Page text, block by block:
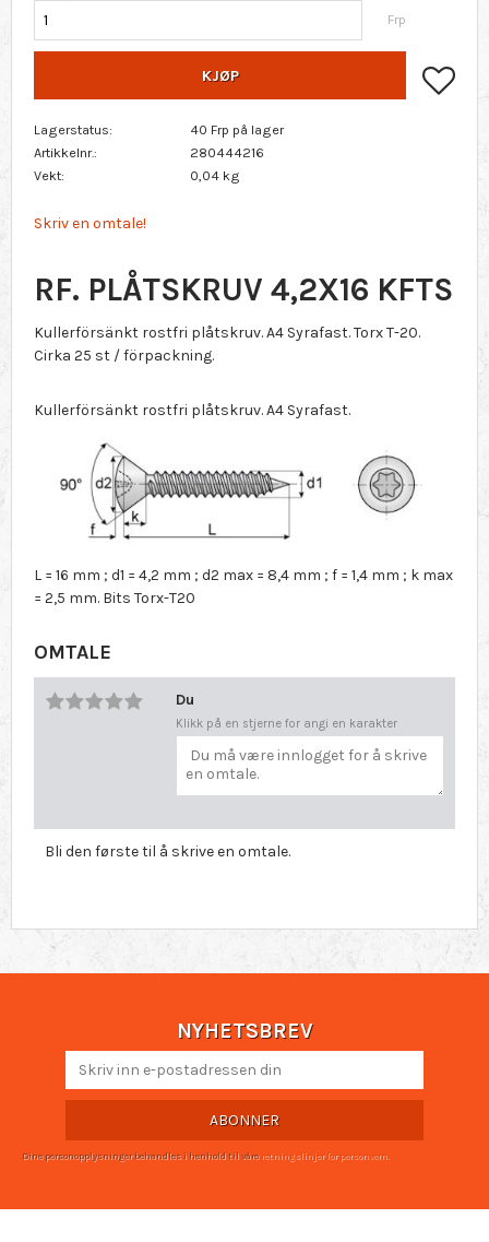
Frp
KJØP
Lagerstatus
40 Frp på lager
Artikkelnr.
280444216
Vekt
0,04 kg
Skriv en omtale!
RF. PLÅTSKRUV 4,2X16 KFTS
Kullerförsänkt rostfri plåtskruv. A4 Syrafast. Torx T-20.
Cirka 25 st / förpackning.
Kullerförsänkt rostfri plåtskruv. A4 Syrafast.
L = 16 mm ; d1 = 4,2 mm ; d2 max = 8,4 mm ; f = 1,4 mm ; k max
= 2,5 mm. Bits Torx-T20
OMTALE
Du
Klikk på en stjerne for angi en karakter
Bli den første til å skrive en omtale.
NYHETSBREV
ABONNER
Dine personopplysninger behandles i henhold til våre retningslinjer for personvern